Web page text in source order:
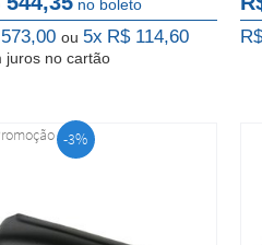
no boleto
ou 5x R$ 114,60
juros no cartão
-3%